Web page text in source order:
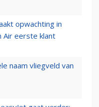
opwachting in
Air eerste klant
naam vliegveld van